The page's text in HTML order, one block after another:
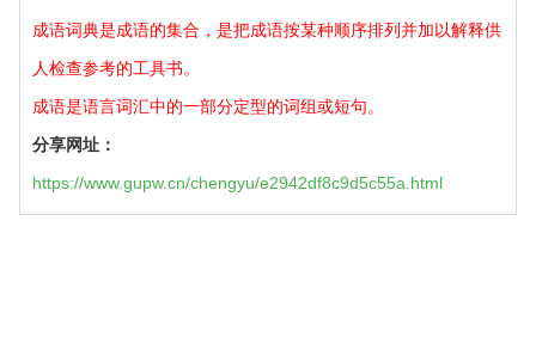
成语词典是成语的集合，是把成语按某种顺序排列并加以解释供
人检查参考的工具书。
成语是语言词汇中的一部分定型的词组或短句。
分享网址：
https://www.gupw.cn/chengyu/e2942df8c9d5c55a.html